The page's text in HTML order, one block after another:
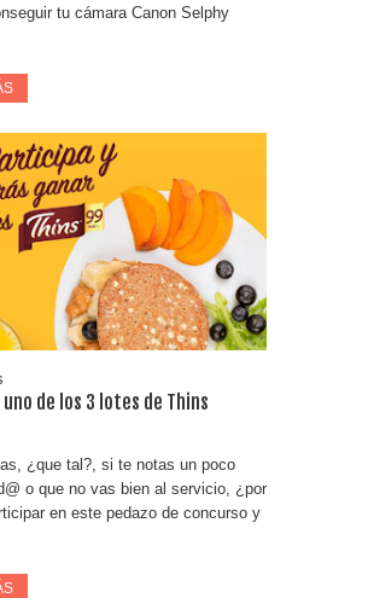
tu cámara Canon Selphy
uno de los 3 lotes de Thins
¿que tal?, si te notas un poco
o que no vas bien al servicio, ¿por
en este pedazo de concurso y